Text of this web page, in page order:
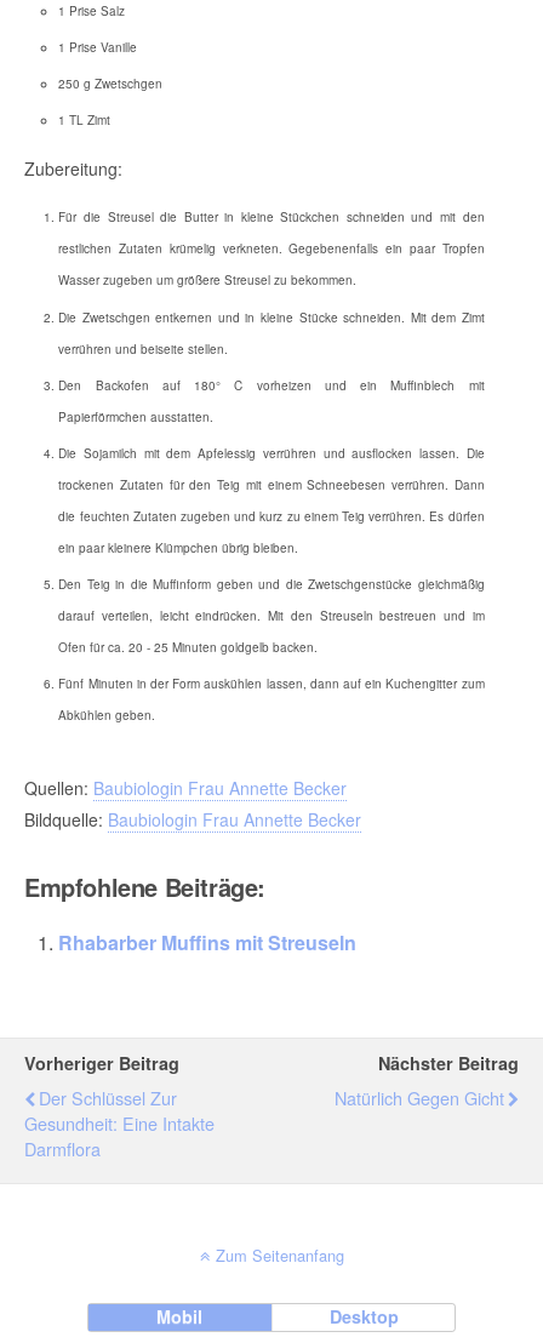
1 Prise Salz
1 Prise Vanille
250 g Zwetschgen
1 TL Zimt
Zubereitung:
Für die Streusel die Butter in kleine Stückchen schneiden und mit den
restlichen Zutaten krümelig verkneten. Gegebenenfalls ein paar Tropfen
Wasser zugeben um größere Streusel zu bekommen.
Die Zwetschgen entkernen und in kleine Stücke schneiden. Mit dem Zimt
verrühren und beiseite stellen.
Den Backofen auf 180° C vorheizen und ein Muffinblech mit
Papierförmchen ausstatten.
Die Sojamilch mit dem Apfelessig verrühren und ausflocken lassen. Die
trockenen Zutaten für den Teig mit einem Schneebesen verrühren. Dann
die feuchten Zutaten zugeben und kurz zu einem Teig verrühren. Es dürfen
ein paar kleinere Klümpchen übrig bleiben.
Den Teig in die Muffinform geben und die Zwetschgenstücke gleichmäßig
darauf verteilen, leicht eindrücken. Mit den Streuseln bestreuen und im
Ofen für ca. 20 - 25 Minuten goldgelb backen.
Fünf Minuten in der Form auskühlen lassen, dann auf ein Kuchengitter zum
Abkühlen geben.
Quellen: Baubiologin Frau Annette Becker
Bildquelle: Baubiologin Frau Annette Becker
Empfohlene Beiträge:
Rhabarber Muffins mit Streuseln
Vorheriger Beitrag
Der Schlüssel Zur
Gesundheit: Eine Intakte
Darmflora
Nächster Beitrag
Natürlich Gegen Gicht
Zum Seitenanfang
Mobil Desktop